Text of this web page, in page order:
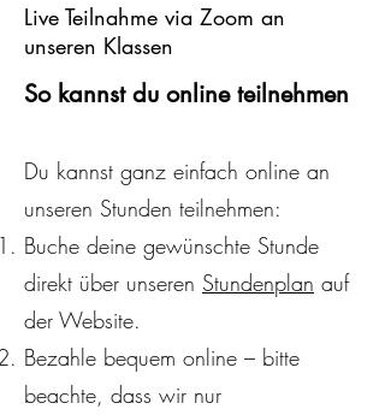
Live Teilnahme via Zoom an
unseren Klassen
So kannst du online teilnehmen
Du kannst ganz einfach online an
unseren Stunden teilnehmen:
Buche deine gewünschte Stunde
direkt über unseren Stundenplan auf
der Website.
Bezahle bequem online – bitte
beachte, dass wir nur